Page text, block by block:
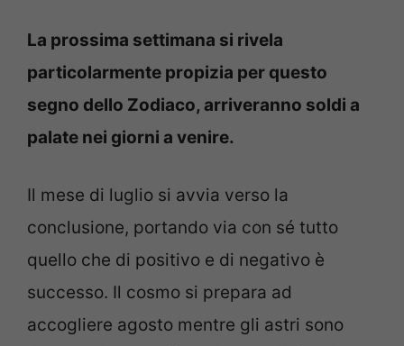
La prossima settimana si rivela
particolarmente propizia per questo
segno dello Zodiaco, arriveranno soldi a
palate nei giorni a venire.
Il mese di luglio si avvia verso la
conclusione, portando via con sé tutto
quello che di positivo e di negativo è
successo. Il cosmo si prepara ad
accogliere agosto mentre gli astri sono